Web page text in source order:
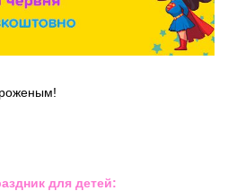
для детей: